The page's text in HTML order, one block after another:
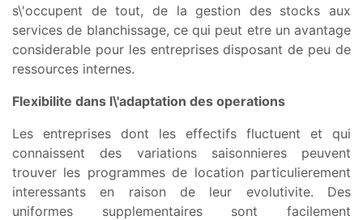
s\'occupent de tout, de la gestion des stocks aux
services de blanchissage, ce qui peut etre un avantage
considerable pour les entreprises disposant de peu de
ressources internes.
Flexibilite dans l\'adaptation des operations
Les entreprises dont les effectifs fluctuent et qui
connaissent des variations saisonnieres peuvent
trouver les programmes de location particulierement
interessants en raison de leur evolutivite. Des
uniformes supplementaires sont facilement